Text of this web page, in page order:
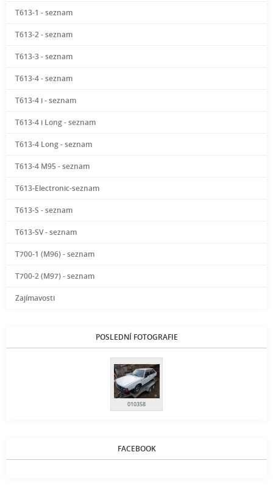
T613-1 - seznam
T613-2 - seznam
T613-3 - seznam
T613-4 - seznam
T613-4 i - seznam
T613-4 i Long - seznam
T613-4 Long - seznam
T613-4 M95 - seznam
T613-Electronic-seznam
T613-S - seznam
T613-SV - seznam
T700-1 (M96) - seznam
T700-2 (M97) - seznam
Zajímavosti
POSLEDNÍ FOTOGRAFIE
010358
FACEBOOK